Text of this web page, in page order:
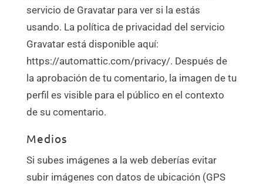
servicio de Gravatar para ver si la estás
usando. La política de privacidad del servicio
Gravatar está disponible aquí:
https://automattic.com/privacy/. Después de
la aprobación de tu comentario, la imagen de tu
perfil es visible para el público en el contexto
de su comentario.
Medios
Si subes imágenes a la web deberías evitar
subir imágenes con datos de ubicación (GPS